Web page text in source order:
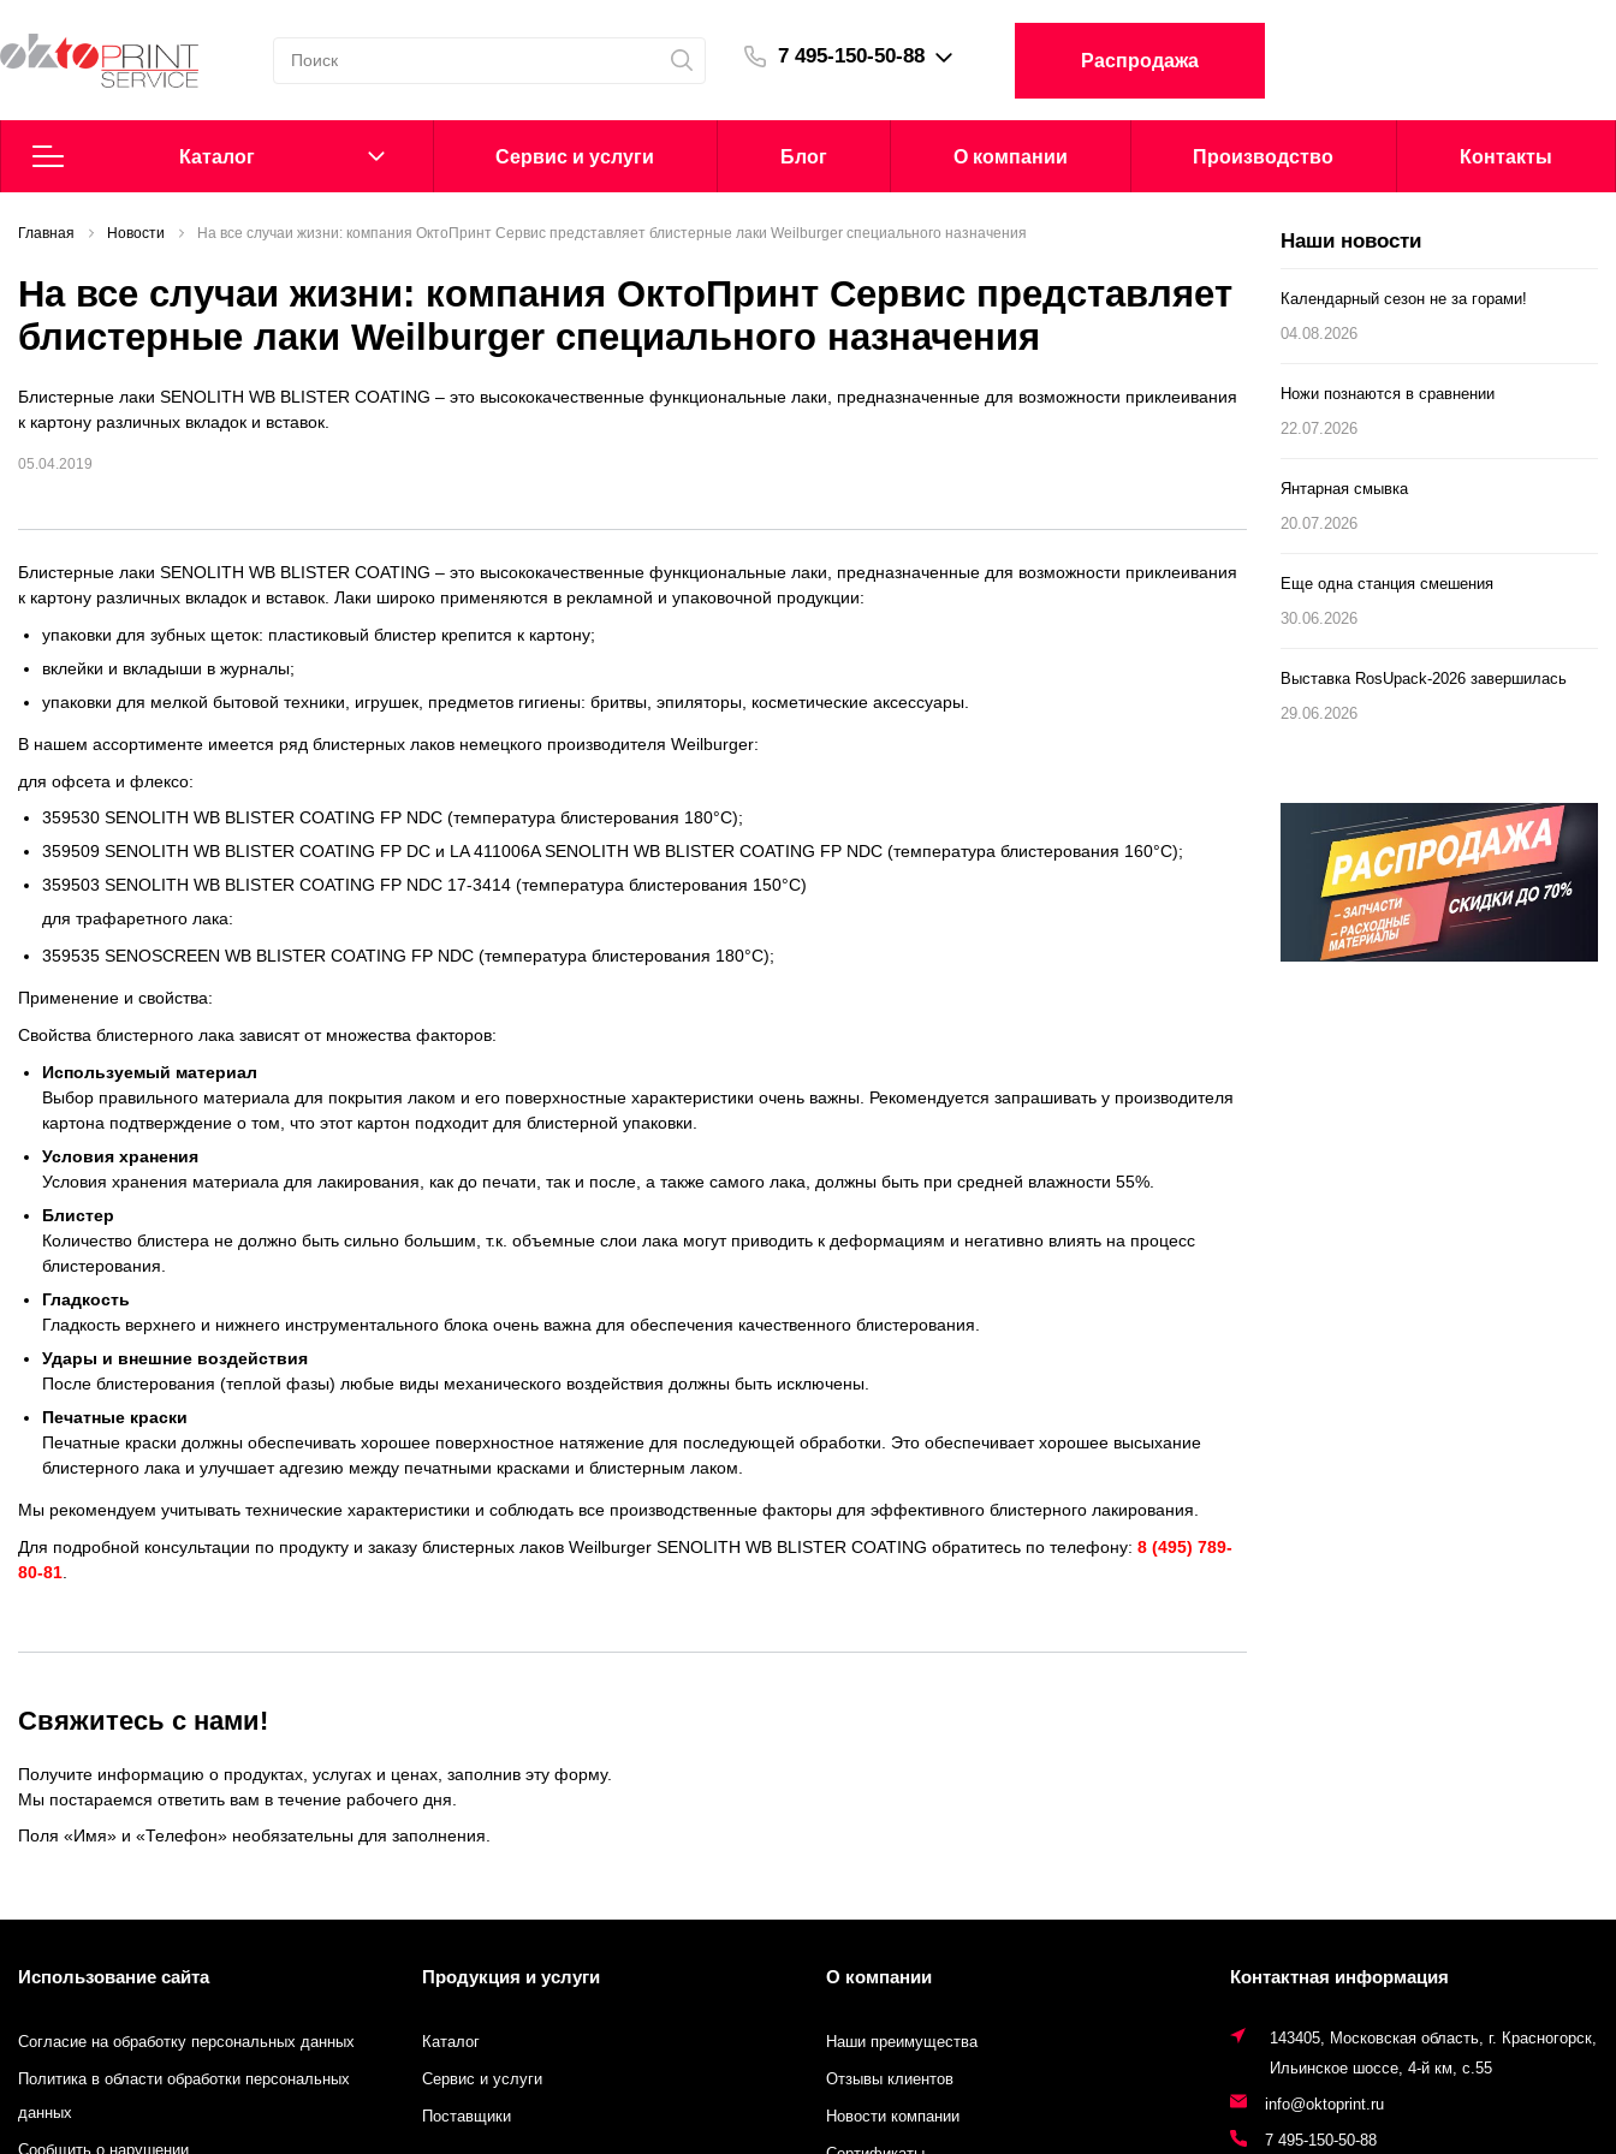
7 495-150-50-88 Распродажа
Каталог
Согласие на обработку персональных данных
Политика в области обработки персональных данных
Сообщить о нарушении
Офсетные пластины
Лакировальные полотна
Триадные краски
Лаки
Поддекельные материалы
Полотна для автоматической смывки и ручной очистки
Вспомогательные материалы
Противоотмарывающие материалы
Клеи для полиграфии
Клеи для упаковки
Приборы и средства контроля
Материалы для послепечатной обработки
Упаковочные материалы
Материалы для производства ротогравюрных цилиндров
Флексографские краски на водной основе
Cервис и услуги Блог О компании Производство Контакты
Наши новости
Календарный сезон не за горами!
04.08.2026
Ножи познаются в сравнении
22.07.2026
Янтарная смывка
20.07.2026
Еще одна станция смешения
30.06.2026
Выставка RosUpack-2026 завершилась
29.06.2026
Главная Новости На все случаи жизни: компания ОктоПринт Сервис представляет блистерные лаки Weilburger специального назначения
На все случаи жизни: компания ОктоПринт Сервис представляет
блистерные лаки Weilburger специального назначения
Блистерные лаки SENOLITH WB BLISTER COATING – это высококачественные функциональные лаки, предназначенные для возможности приклеивания
к картону различных вкладок и вставок.
05.04.2019
Блистерные лаки SENOLITH WB BLISTER COATING – это высококачественные функциональные лаки, предназначенные для возможности приклеивания
к картону различных вкладок и вставок. Лаки широко применяются в рекламной и упаковочной продукции:
упаковки для зубных щеток: пластиковый блистер крепится к картону;
вклейки и вкладыши в журналы;
упаковки для мелкой бытовой техники, игрушек, предметов гигиены: бритвы, эпиляторы, косметические аксессуары.
В нашем ассортименте имеется ряд блистерных лаков немецкого производителя Weilburger:
для офсета и флексо:
359530 SENOLITH WB BLISTER COATING FP NDC (температура блистерования 180°C);
359509 SENOLITH WB BLISTER COATING FP DC и LA 411006A SENOLITH WB BLISTER COATING FP NDC (температура блистерования 160°C);
359503 SENOLITH WB BLISTER COATING FP NDC 17-3414 (температура блистерования 150°C)
для трафаретного лака:
359535 SENOSCREEN WB BLISTER COATING FP NDC (температура блистерования 180°C);
Применение и свойства:
Свойства блистерного лака зависят от множества факторов:
Используемый материал
Выбор правильного материала для покрытия лаком и его поверхностные характеристики очень важны. Рекомендуется запрашивать у производителя
картона подтверждение о том, что этот картон подходит для блистерной упаковки.
Условия хранения
Условия хранения материала для лакирования, как до печати, так и после, а также самого лака, должны быть при средней влажности 55%.
Блистер
Количество блистера не должно быть сильно большим, т.к. объемные слои лака могут приводить к деформациям и негативно влиять на процесс
блистерования.
Гладкость
Гладкость верхнего и нижнего инструментального блока очень важна для обеспечения качественного блистерования.
Удары и внешние воздействия
После блистерования (теплой фазы) любые виды механического воздействия должны быть исключены.
Печатные краски
Печатные краски должны обеспечивать хорошее поверхностное натяжение для последующей обработки. Это обеспечивает хорошее высыхание
блистерного лака и улучшает адгезию между печатными красками и блистерным лаком.
Мы рекомендуем учитывать технические характеристики и соблюдать все производственные факторы для эффективного блистерного лакирования.
Для подробной консультации по продукту и заказу блистерных лаков Weilburger SENOLITH WB BLISTER COATING обратитесь по телефону: 8 (495) 789-
80-81
Свяжитесь с нами!
Получите информацию о продуктах, услугах и ценах, заполнив эту форму.
Мы постараемся ответить вам в течение рабочего дня.
Поля «Имя» и «Телефон» необязательны для заполнения.
Использование сайта
Согласие на обработку персональных данных
Политика в области обработки персональных
данных
Сообщить о нарушении
Продукция и услуги
Каталог
Сервис и услуги
Поставщики
О компании
Наши преимущества
Отзывы клиентов
Новости компании
Контактная информация
143405, Московская область, г. Красногорск,
Ильинское шоссе, 4-й км, с.55
info@oktoprint.ru
7 495-150-50-88